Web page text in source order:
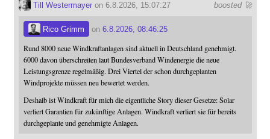
boosted 🚀
Till Westermayeron 6.8.2026, 15:07:27
Rico Grimm on 6.8.2026, 08:46:25
Rund 8000 neue Windkraftanlagen sind aktuell in Deutschland genehmigt.
6000 davon überschreiten laut Bundesverband Windenergie die neue
Leistungsgrenze regelmäßig. Drei Viertel der schon durchgeplanten
Windprojekte müssen neu bewertet werden.
Deshalb ist Windkraft für mich die eigentliche Story dieser Gesetze: Solar
verliert Garantien für zukünftige Anlagen. Windkraft verliert sie für bereits
durchgeplante und genehmigte Anlagen.